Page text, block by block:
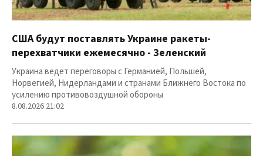
США будут поставлять Украине ракеты-
перехватчики ежемесячно - Зеленский
Украина ведет переговоры с Германией, Польшей,
Норвегией, Нидерландами и странами Ближнего Востока по
усилению противовоздушной обороны
8.08.2026 21:02